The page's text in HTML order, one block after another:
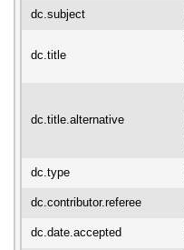
dc.subject
dc.title
dc.title.alternative
dc.type
dc.contributor.referee
dc.date.accepted